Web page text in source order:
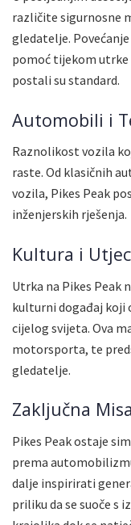
različite sigurnosne
gledatelje.
pomoć tijekom utrke
postali su standard.
Automobili i
Raznolikost vozila
raste. Od klasičnih
vozila, Pikes Peak
inženjerskih rješenja.
Kultura i
Utrka na Pikes Peak
kulturni događaj
cijelog svijeta. Ova
motorsporta, te
gledatelje.
Zaključna
Pikes Peak ostaje
prema
dalje inspirirati
priliku da se suoče s